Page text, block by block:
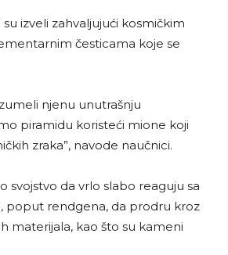
izveli zahvaljujući kosmičkim
česticama koje se
njenu unutrašnju
piramidu koristeći mione koji
zraka”, navode naučnici.
svojstvo da vrlo slabo reaguju sa
poput rendgena, da prodru kroz
materijala, kao što su kameni